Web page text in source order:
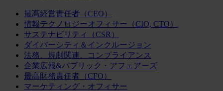
最高経営責任者（CEO）
情報テクノロジーオフィサー（CIO, CTO）
サステナビリティ（CSR）
ダイバーシティ＆インクルージョン
法務、規制関連、コンプライアンス
企業広報&パブリック・アフェアーズ
最高財務責任者（CFO）
マーケティング・オフィサー